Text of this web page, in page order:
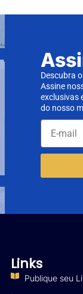
Descubra
Assine
exclusivas
do nosso
Links
Publique seu